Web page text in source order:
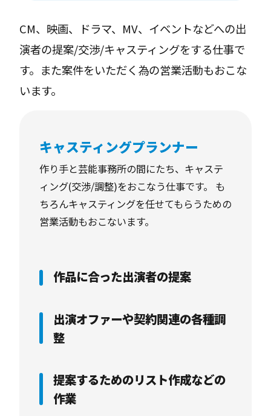
CM、映画、ドラマ、MV、イベントなどへの出
演者の提案/交渉/キャスティングをする仕事で
す。また案件をいただく為の営業活動もおこな
います。
キャスティングプランナー
作り手と芸能事務所の間にたち、キャステ
ィング(交渉/調整)をおこなう仕事です。 も
ちろんキャスティングを任せてもらうための
営業活動もおこないます。
作品に合った出演者の提案
出演オファーや契約関連の各種調
整
提案するためのリスト作成などの
作業